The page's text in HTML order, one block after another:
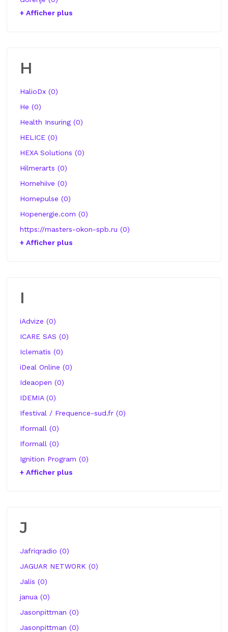
+ Afficher plus
H
HalioDx (0)
He (0)
Health Insuring (0)
HELICE (0)
HEXA Solutions (0)
Hilmerarts (0)
Homehiive (0)
Homepulse (0)
Hopenergie.com (0)
https://masters-okon-spb.ru (0)
+ Afficher plus
I
iAdvize (0)
ICARE SAS (0)
Iclematis (0)
iDeal Online (0)
Ideaopen (0)
IDEMIA (0)
Ifestival / Frequence-sud.fr (0)
Iformall (0)
Iformall (0)
Ignition Program (0)
+ Afficher plus
J
Jafriqradio (0)
JAGUAR NETWORK (0)
Jalis (0)
janua (0)
Jasonpittman (0)
Jasonpittman (0)